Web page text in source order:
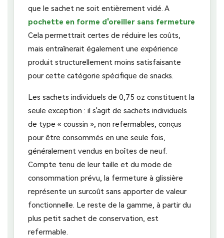
que le sachet ne soit entièrement vidé. A
pochette en forme d'oreiller sans fermeture
Cela permettrait certes de réduire les coûts,
mais entraînerait également une expérience
produit structurellement moins satisfaisante
pour cette catégorie spécifique de snacks.
Les sachets individuels de 0,75 oz constituent la
seule exception : il s'agit de sachets individuels
de type « coussin », non refermables, conçus
pour être consommés en une seule fois,
généralement vendus en boîtes de neuf.
Compte tenu de leur taille et du mode de
consommation prévu, la fermeture à glissière
représente un surcoût sans apporter de valeur
fonctionnelle. Le reste de la gamme, à partir du
plus petit sachet de conservation, est
refermable.